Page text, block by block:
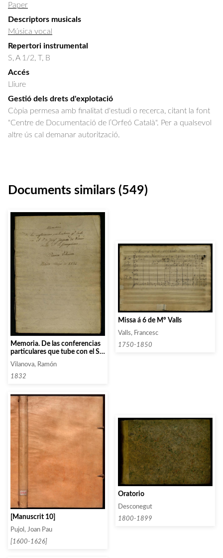
Paper
Descriptors musicals
Música vocal
Repertori instrumental
S, A 1/2, T, B
Accés
Lliure
Gestió dels drets d'explotació
Còpia permesa amb finalitat d'estudi o recerca, citant la font
"Centre de Documentació de l’Orfeó Català". Per a qualsevol
altre ús cal demanar autorització.
Documents similars (549)
Memoria. De las conferencias
particulares que tube con el S.
D. Josep Joaquim de Vivés.
Autor de la Geneuphonia.
Vilanova, Ramón
1832
Missa á 6 de Mº Valls
Valls, Francesc
1750-1850
[Manuscrit 10]
Pujol, Joan Pau
[1600-1626]
Oratorio
Desconegut
1800-1899